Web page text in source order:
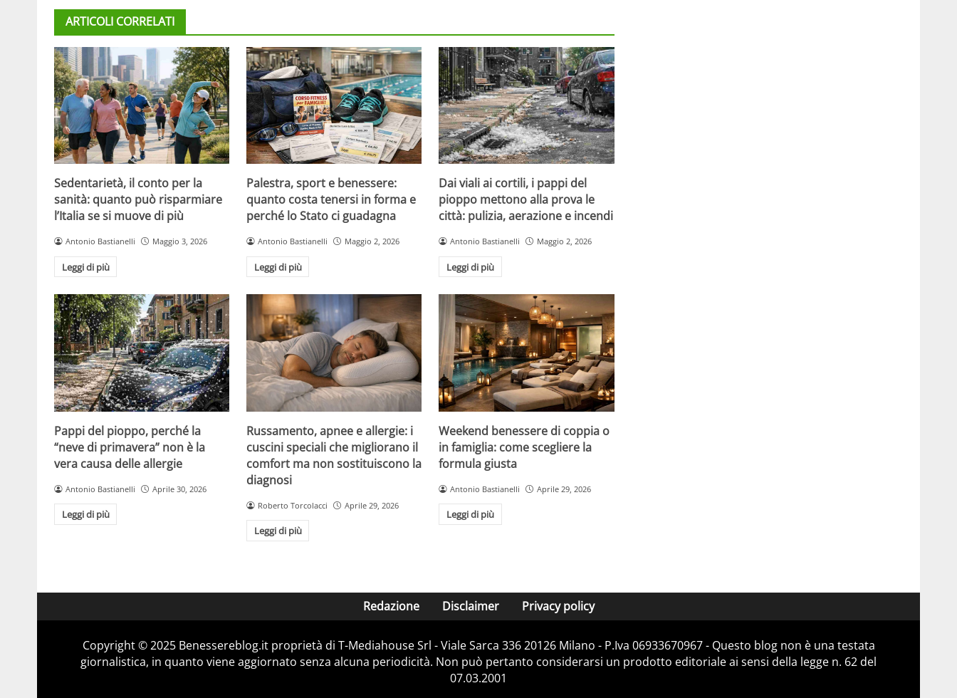
ARTICOLI CORRELATI
Sedentarietà, il conto per la
sanità: quanto può risparmiare
l’Italia se si muove di più
Antonio Bastianelli Maggio 3, 2026
Leggi di più
Palestra, sport e benessere:
quanto costa tenersi in forma e
perché lo Stato ci guadagna
Antonio Bastianelli Maggio 2, 2026
Leggi di più
Dai viali ai cortili, i pappi del
pioppo mettono alla prova le
città: pulizia, aerazione e incendi
Antonio Bastianelli Maggio 2, 2026
Leggi di più
Pappi del pioppo, perché la
“neve di primavera” non è la
vera causa delle allergie
Antonio Bastianelli Aprile 30, 2026
Leggi di più
Russamento, apnee e allergie: i
cuscini speciali che migliorano il
comfort ma non sostituiscono la
diagnosi
Roberto Torcolacci Aprile 29, 2026
Leggi di più
Weekend benessere di coppia o
in famiglia: come scegliere la
formula giusta
Antonio Bastianelli Aprile 29, 2026
Leggi di più
Redazione Disclaimer Privacy policy
Copyright © 2025 Benessereblog.it proprietà di T-Mediahouse Srl - Viale Sarca 336 20126 Milano - P.Iva 06933670967 - Questo blog non è una testata
giornalistica, in quanto viene aggiornato senza alcuna periodicità. Non può pertanto considerarsi un prodotto editoriale ai sensi della legge n. 62 del
07.03.2001